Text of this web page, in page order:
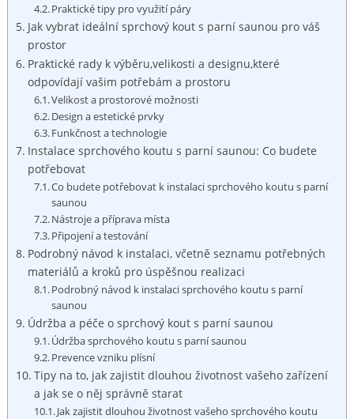
Praktické tipy pro využití páry
Jak vybrat ideální sprchový kout s parní saunou pro váš
prostor
Praktické rady k výběru,velikosti a designu,které
odpovídají vašim potřebám a prostoru
Velikost a prostorové možnosti
Design a estetické prvky
Funkčnost a technologie
Instalace sprchového koutu s parní saunou: Co budete
potřebovat
Co budete potřebovat k instalaci sprchového koutu s parní
saunou
Nástroje a příprava místa
Připojení a testování
Podrobný návod k instalaci, včetně seznamu potřebných
materiálů a kroků pro úspěšnou realizaci
Podrobný návod k instalaci sprchového koutu s parní
saunou
Údržba a péče o sprchový kout s parní saunou
Údržba sprchového koutu s parní saunou
Prevence vzniku plísní
Tipy na to, jak zajistit dlouhou životnost vašeho zařízení
a jak se o něj správně starat
Jak zajistit dlouhou životnost vašeho sprchového koutu